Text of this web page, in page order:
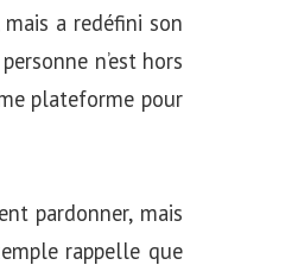
mais a redéfini son
n’est hors
plateforme pour
pardonner, mais
rappelle que